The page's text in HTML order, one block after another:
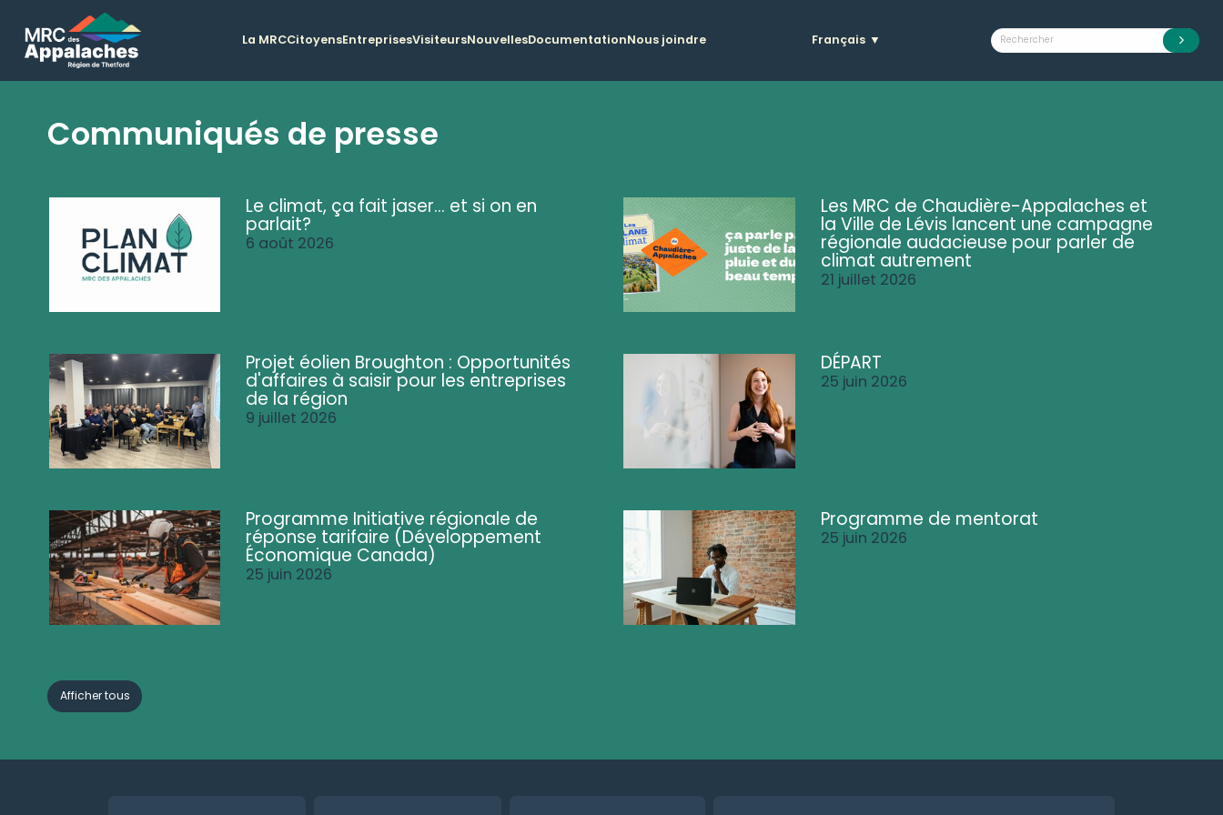
La MRCCitoyensEntreprisesVisiteursNouvellesDocumentationNous joindre Français ▼
Communiqués de presse
Le climat, ça fait jaser... et si on en
parlait?
6 août 2026
Les MRC de Chaudière-Appalaches et
la Ville de Lévis lancent une campagne
régionale audacieuse pour parler de
climat autrement
21 juillet 2026
Projet éolien Broughton : Opportunités
d'affaires à saisir pour les entreprises
de la région
9 juillet 2026
DÉPART
25 juin 2026
Programme Initiative régionale de
réponse tarifaire (Développement
Économique Canada)
25 juin 2026
Programme de mentorat
25 juin 2026
Afficher tous